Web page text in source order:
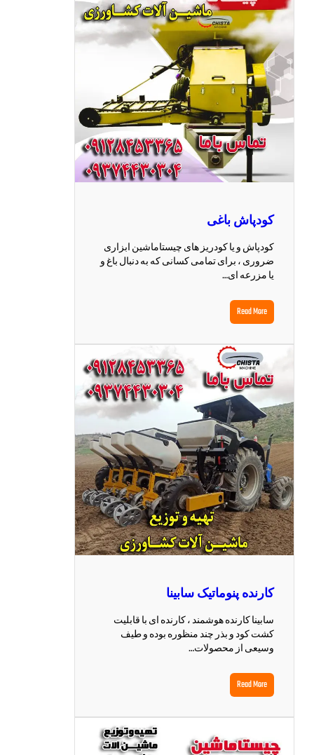
کودپاش باغی
کودپاش و یا کودریز های چیستاماشین ابزاری
ضروری ، برای تمامی کسانی که به دنبال باغ و
یا مزرعه ای…
Read More
کارنده پنوماتیک سابینا
سابینا کارنده هوشمند ، کارنده ای با قابلیت
کشت کود و بذر چند منظوره بوده و طیف
وسیعی از محصولات…
Read More